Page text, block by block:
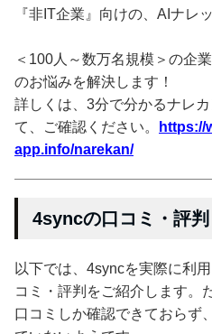
『非IT企業』向けの、AIナレ
＜100人～数万名規模＞の企
のお悩みを解決します！
詳しくは、3分で分かるナレ
て、ご確認ください。
https://
app.info/narekan/
4syncの口コミ・評判
以下では、4syncを実際に利
コミ・評判をご紹介します。
口コミしか確認できておらず